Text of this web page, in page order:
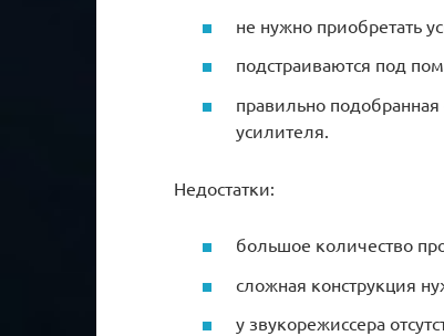
не нужно приобретать
подстраиваются под
правильно
усилителя.
Недостатки:
большое количество
сложная конструкция
у звукорежиссера